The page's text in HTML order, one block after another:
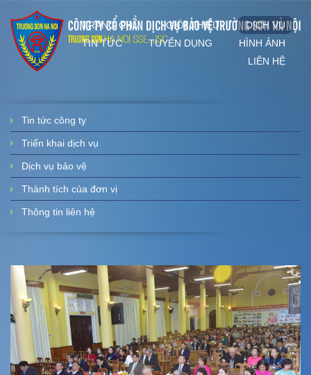
TRANG CHỦ GIỚI THIỆU
DỊCH VỤ
TIN TỨC
TUYỂN DỤNG
HÌNH ẢNH
LIÊN HỆ
Tin tức công ty
Triển khai dịch vụ
Dịch vụ bảo vệ
Thành tích của đơn vị
Thông tin liên hệ